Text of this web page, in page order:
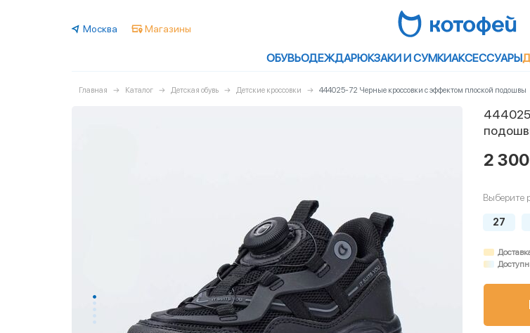
Москва Магазины
ОБУВЬОДЕЖДАРЮКЗАКИ И СУМКИАКСЕССУАРЫ
Главная Каталог Детская обувь Детские кроссовки 444025-72 Черные кроссовки с эффектом плоской подошвы
2
Выберите
27